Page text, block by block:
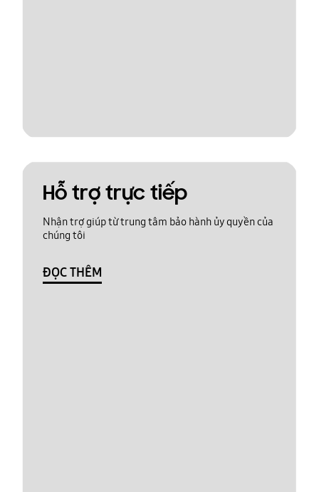
Hỗ trợ trực tiếp
Nhận trợ giúp từ trung tâm bảo hành ủy quyền của
chúng tôi
ĐỌC THÊM